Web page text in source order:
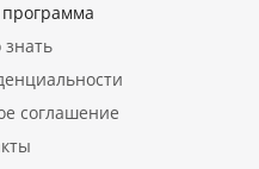
соглашение